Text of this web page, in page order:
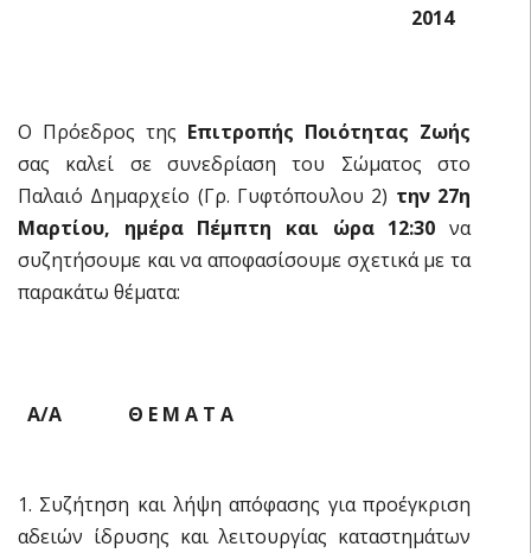
2014
Ο Πρόεδρος της Επιτροπής Ποιότητας Ζωής
σας καλεί σε συνεδρίαση του Σώματος στο
Παλαιό Δημαρχείο (Γρ. Γυφτόπουλου 2) την 27η
Μαρτίου, ημέρα Πέμπτη και ώρα 12:30 να
συζητήσουμε και να αποφασίσουμε σχετικά με τα
παρακάτω θέματα:
Α/Α Θ Ε Μ Α Τ Α
1. Συζήτηση και λήψη απόφασης για προέγκριση
αδειών ίδρυσης και λειτουργίας καταστημάτων